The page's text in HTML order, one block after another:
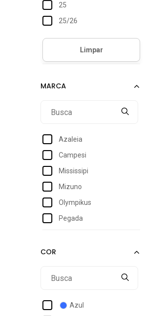
25
25/26
26/27
29
30
Azaleia
Campesi
Mississipi
Mizuno
Olympikus
Pegada
Via Marte
Azul